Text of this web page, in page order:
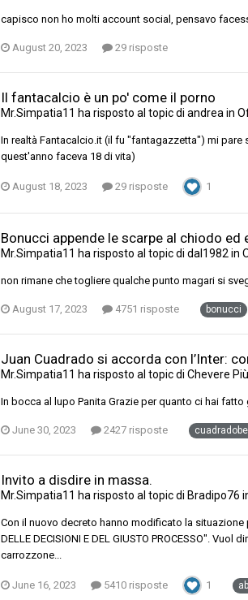
capisco non ho molti account social, pensavo
August 20, 2023 29 risposte
Il fantacalcio è un po' come il porno
Mr.Simpatia11 ha risposto al topic di andrea in
In realtà Fantacalcio.it (il fu "fantagazzetta") mi
quest'anno faceva 18 di vita)
August 18, 2023 29 risposte 1
Bonucci appende le scarpe al chiodo
Mr.Simpatia11 ha risposto al topic di dal1982 in
non rimane che togliere qualche punto magari si
August 17, 2023 4751 risposte bonucci
Juan Cuadrado si accorda con l’Inter:
Mr.Simpatia11 ha risposto al topic di Chevere
In bocca al lupo Panita Grazie per quanto ci hai
June 30, 2023 2427 risposte
Invito a disdire in massa.
Mr.Simpatia11 ha risposto al topic di Bradipo76
Con il nuovo decreto hanno modificato la situazione
DELLE DECISIONI E DEL GIUSTO PROCESSO".
carrozzone...
June 16, 2023 5410 risposte 1